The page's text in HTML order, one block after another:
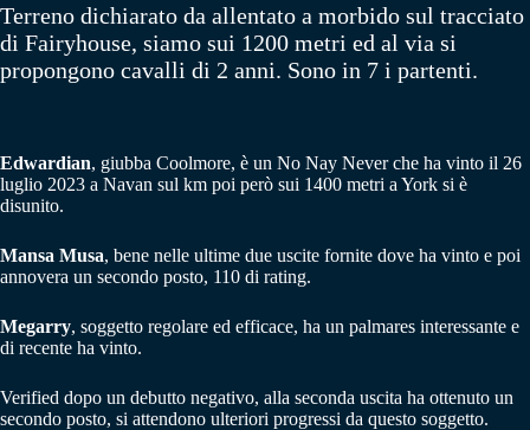
Terreno dichiarato da allentato a morbido sul tracciato
di Fairyhouse, siamo sui 1200 metri ed al via si
propongono cavalli di 2 anni. Sono in 7 i partenti.
Edwardian, giubba Coolmore, è un No Nay Never che ha vinto il 26
luglio 2023 a Navan sul km poi però sui 1400 metri a York si è
disunito.
Mansa Musa, bene nelle ultime due uscite fornite dove ha vinto e poi
annovera un secondo posto, 110 di rating.
Megarry, soggetto regolare ed efficace, ha un palmares interessante e
di recente ha vinto.
Verified dopo un debutto negativo, alla seconda uscita ha ottenuto un
secondo posto, si attendono ulteriori progressi da questo soggetto.